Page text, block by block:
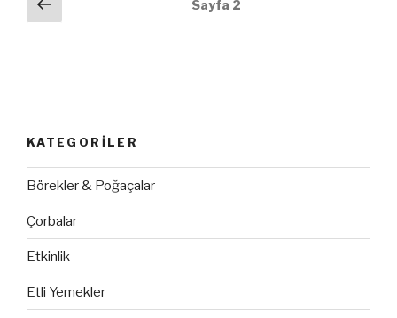
dolaşımı
sayfa
Sayfa 2
KATEGORILER
Börekler & Poğaçalar
Çorbalar
Etkinlik
Etli Yemekler